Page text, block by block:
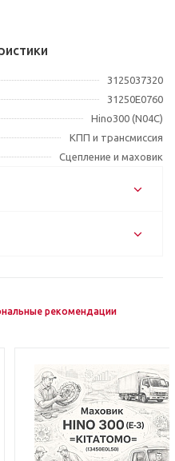
3125037320
31250E0760
Hino300 (N04C)
КПП и трансмиссия
Сцепление и маховик
рекомендации